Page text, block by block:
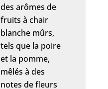
des arômes de
fruits à chair
blanche mûrs,
tels que la poire
et la pomme,
mêlés à des
notes de fleurs